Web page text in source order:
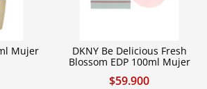
Mujer
DKNY Be Delicious Fresh
Blossom EDP 100ml Mujer
$59.900